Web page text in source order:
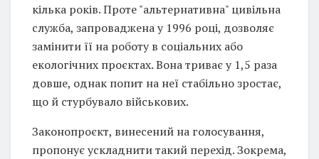
кілька років. Проте "альтернативна" цивільна
служба, запроваджена у 1996 році, дозволяє
замінити її на роботу в соціальних або
екологічних проєктах. Вона триває у 1,5 раза
довше, однак попит на неї стабільно зростає,
що й стурбувало військових.
Законопроєкт, винесений на голосування,
пропонує ускладнити такий перехід. Зокрема,